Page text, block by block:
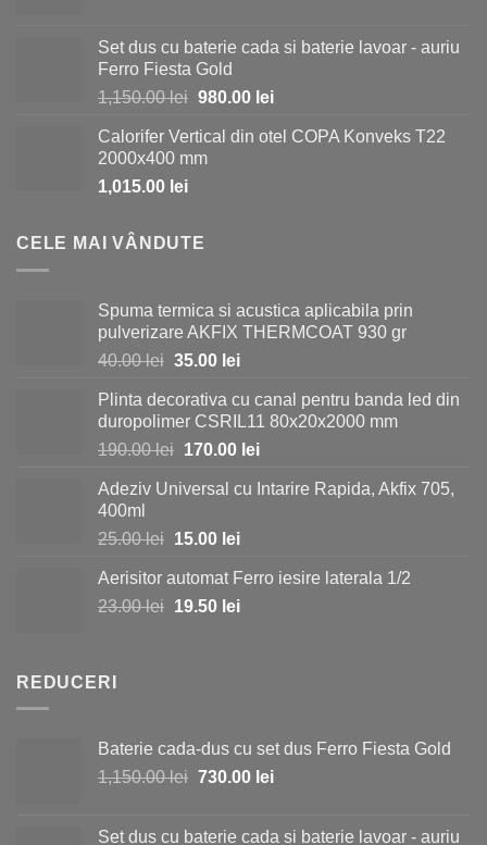
fost:
1,150.00 lei.
730.00 lei.
Set dus cu baterie cada si baterie lavoar - auriu
Ferro Fiesta Gold
1,150.00lei Prețul
a
fost:
980.00 leiPrețul
este:
Calorifer Vertical din otel COPA Konveks T22
2000x400 mm
1,015.00 lei
CELE MAI VÂNDUTE
Spuma termica si acustica aplicabila prin
pulverizare AKFIX THERMCOAT 930 gr
40.00lei Prețul
a
fost:
40.00 lei.
35.00 leiPrețul
este:
35.00 lei.
Plinta decorativa cu canal pentru banda led din
duropolimer CSRIL11 80x20x2000 mm
190.00lei Prețul
a
190.00 lei.
170.00 leiPrețul
este:
Adeziv Universal cu Intarire Rapida, Akfix 705,
400ml
25.00lei Prețul
a
fost:
15.00 leiPrețul
este:
15.00 lei.
Aerisitor automat Ferro iesire laterala 1/2
23.00lei Prețul
19.50 leiPrețul
REDUCERI
Baterie cada-dus cu set dus Ferro Fiesta Gold
1,150.00lei Prețul
730.00 leiPrețul
Set dus cu baterie cada si baterie lavoar - auriu